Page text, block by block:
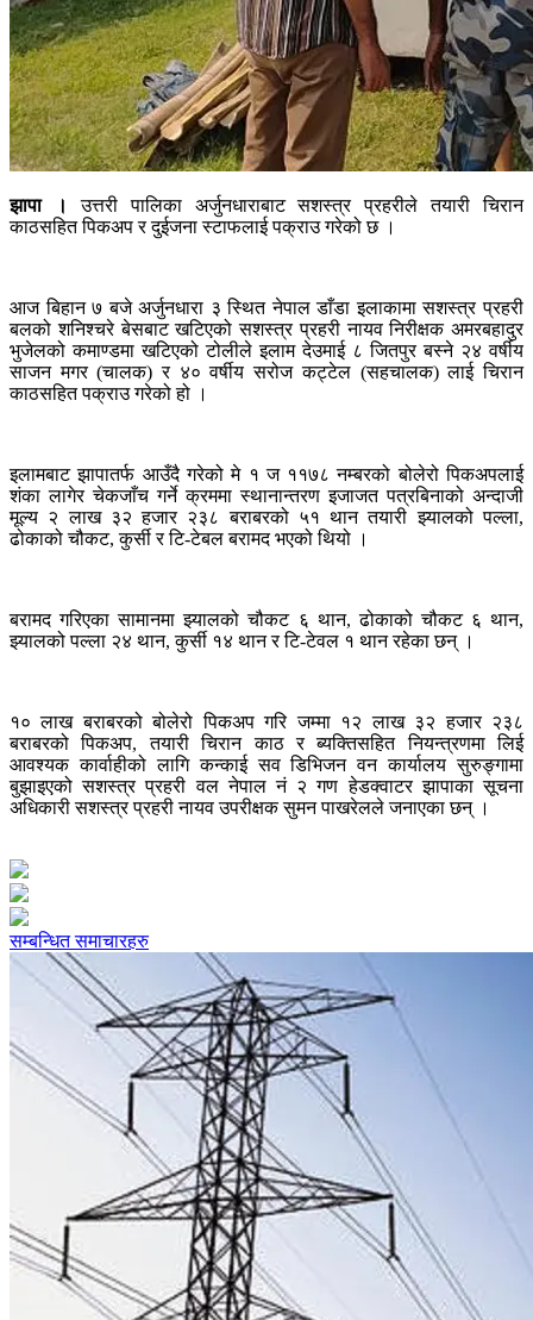
झापा ।
उत्तरी पालिका अर्जुनधाराबाट सशस्त्र प्रहरीले तयारी चिरान
काठसहित पिकअप र दुईजना स्टाफलाई पक्राउ गरेको छ ।
आज बिहान ७ बजे अर्जुनधारा ३ स्थित नेपाल डाँडा इलाकामा सशस्त्र प्रहरी
बलको शनिश्चरे बेसबाट खटिएको सशस्त्र प्रहरी नायव निरीक्षक अमरबहादुर
भुजेलको कमाण्डमा खटिएको टोलीले इलाम देउमाई ८ जितपुर बस्ने २४ वर्षीय
साजन मगर (चालक) र ४० वर्षीय सरोज कट्टेल (सहचालक) लाई चिरान
काठसहित पक्राउ गरेको हो ।
इलामबाट झापातर्फ आउँदै गरेको मे १ ज ११७८ नम्बरको बोलेरो पिकअपलाई
शंका लागेर चेकजाँच गर्ने क्रममा स्थानान्तरण इजाजत पत्रबिनाको अन्दाजी
मूल्य २ लाख ३२ हजार २३८ बराबरको ५१ थान तयारी झ्यालको पल्ला,
ढोकाको चौकट, कुर्सी र टि-टेबल बरामद भएको थियो ।
बरामद गरिएका सामानमा झ्यालको चौकट ६ थान, ढोकाको चौकट ६ थान,
झ्यालको पल्ला २४ थान, कुर्सी १४ थान र टि-टेवल १ थान रहेका छन् ।
१० लाख बराबरको बोलेरो पिकअप गरि जम्मा १२ लाख ३२ हजार २३८
बराबरको पिकअप, तयारी चिरान काठ र ब्यक्तिसहित नियन्त्रणमा लिई
आवश्यक कार्वाहीको लागि कन्काई सव डिभिजन वन कार्यालय सुरुङ्गामा
बुझाइएको सशस्त्र प्रहरी वल नेपाल नं २ गण हेडक्वाटर झापाका सूचना
अधिकारी सशस्त्र प्रहरी नायव उपरीक्षक सुमन पाखरेलले जनाएका छन् ।
सम्बन्धित समाचारहरु